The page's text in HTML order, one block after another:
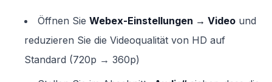
Öffnen Sie Webex-Einstellungen → Video und
reduzieren Sie die Videoqualität von HD auf
Standard (720p → 360p)